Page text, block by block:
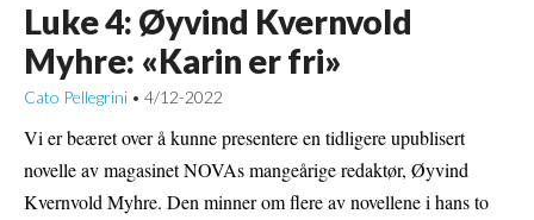
Luke 4: Øyvind Kvernvold
Myhre: «Karin er fri»
Cato Pellegrini • 4/12-2022
Vi er beæret over å kunne presentere en tidligere upublisert
novelle av magasinet NOVAs mangeårige redaktør, Øyvind
Kvernvold Myhre. Den minner om flere av novellene i hans to